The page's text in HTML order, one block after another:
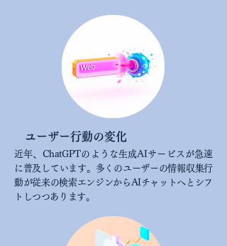
ユーザー行動の変化
近年、ChatGPTのような生成AIサービスが急速
に普及しています。多くのユーザーの情報収集行
動が従来の検索エンジンからAIチャットへとシフ
トしつつあります。